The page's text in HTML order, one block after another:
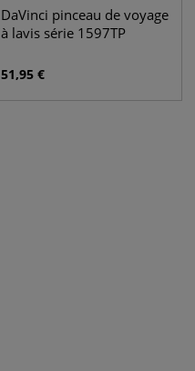
DaVinci pinceau de voyage
à lavis série 1597TP
51,95 €